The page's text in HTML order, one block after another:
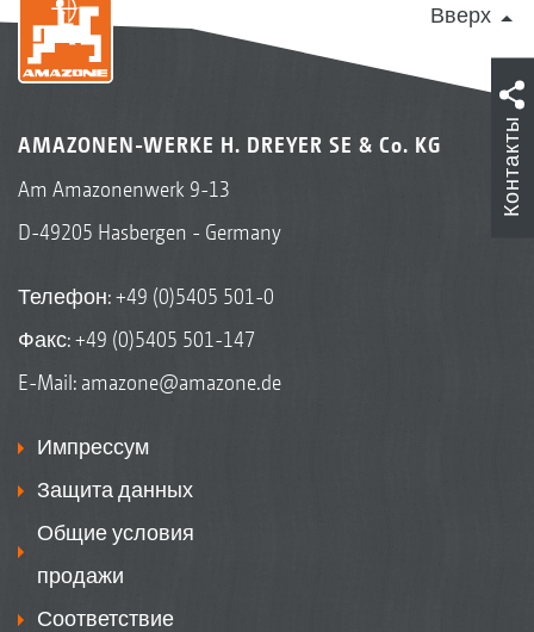
Вверх
AMAZONEN-WERKE H. DREYER SE & Co. KG
Am Amazonenwerk 9-13
D-49205 Hasbergen - Germany
Телефон:+49 (0)5405 501-0
Факс: +49 (0)5405 501-147
E-Mail: amazone@amazone.de
Импрессум
Защита данных
Общие условия
продажи
Соответствие
Контакты